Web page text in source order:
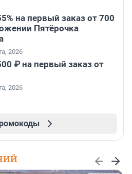
на первый заказ от 700
Пятёрочка
2026
₽ на первый заказ от
2026